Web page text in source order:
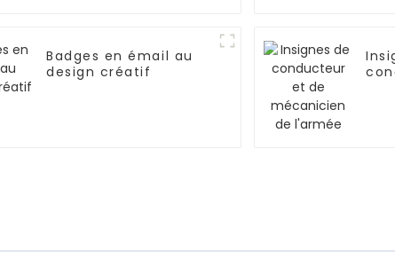
Badges en émail au
design créatif